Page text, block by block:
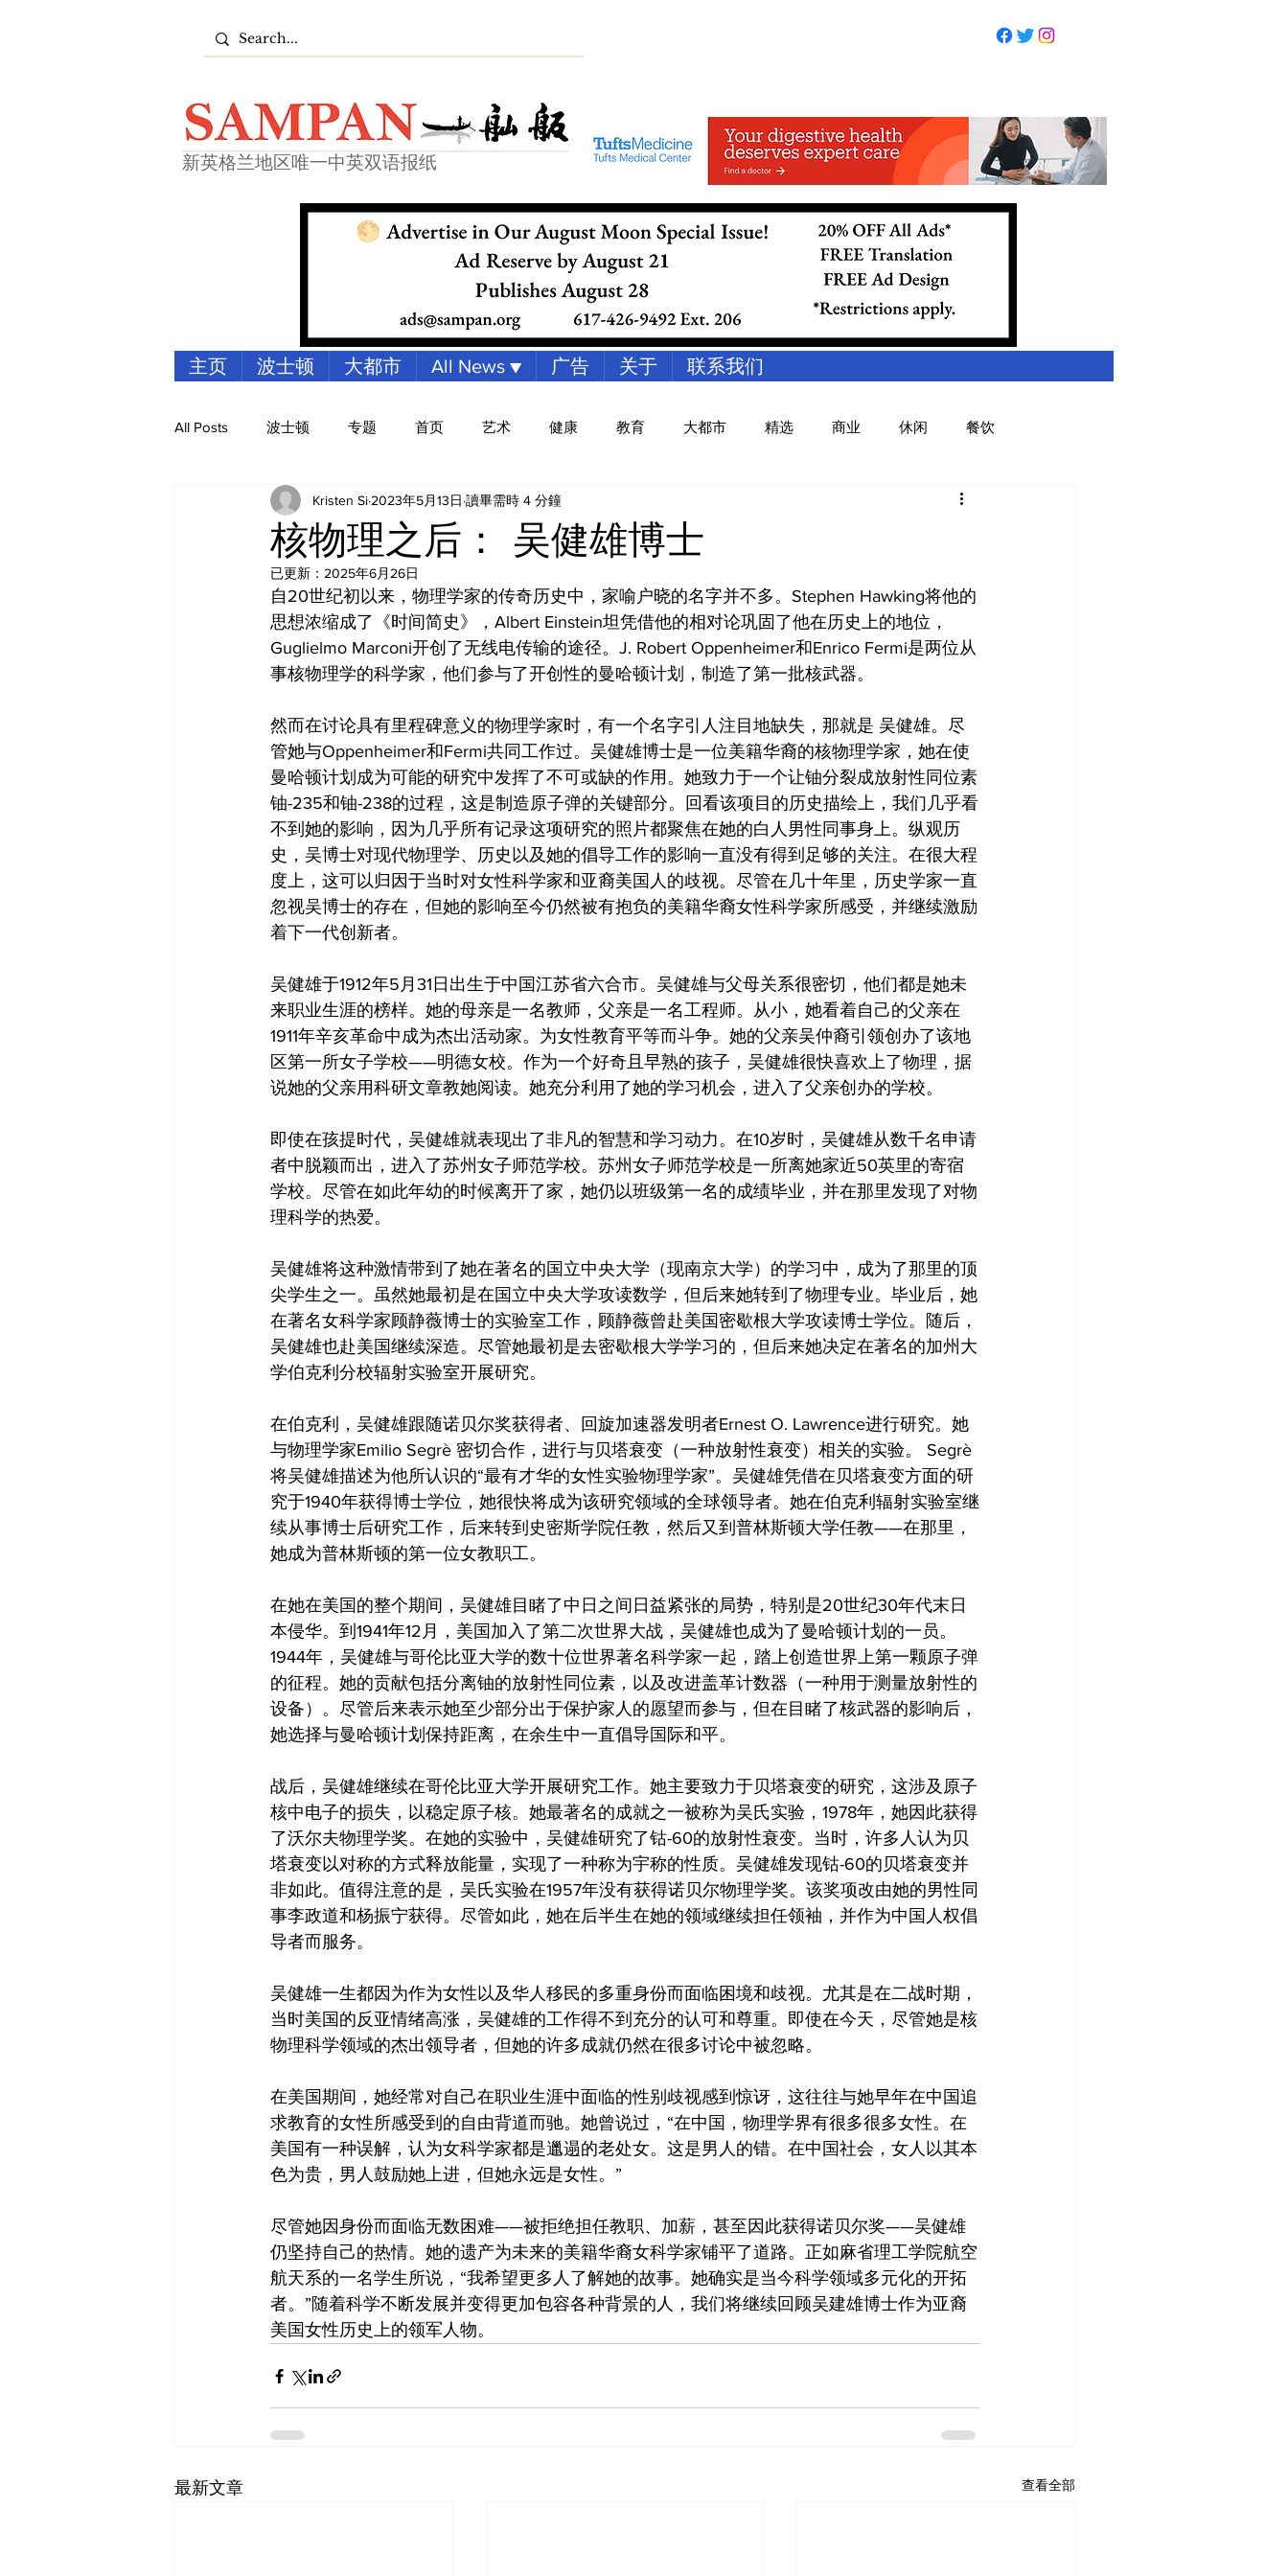
新英格兰地区唯一中英双语报纸
主页 波士顿 大都市 All News ▼ 广告 关于 联系我们
All Posts 波士顿 专题 首页 艺术 健康 教育 大都市 精选 商业 休闲 餐饮
核物理之后： 吴健雄博士
Kristen Si 2023年5月13日 讀畢需時 4 分鐘
已更新： 2025年6月26日
自20世纪初以来，物理学家的传奇历史中，家喻户晓的名字并不多。Stephen Hawking将他的
思想浓缩成了《时间简史》，Albert Einstein坦凭借他的相对论巩固了他在历史上的地位，
Guglielmo Marconi开创了无线电传输的途径。J. Robert Oppenheimer和Enrico Fermi是两位从
事核物理学的科学家，他们参与了开创性的曼哈顿计划，制造了第一批核武器。
然而在讨论具有里程碑意义的物理学家时，有一个名字引人注目地缺失，那就是 吴健雄。尽
管她与Oppenheimer和Fermi共同工作过。吴健雄博士是一位美籍华裔的核物理学家，她在使
曼哈顿计划成为可能的研究中发挥了不可或缺的作用。她致力于一个让铀分裂成放射性同位素
铀-235和铀-238的过程，这是制造原子弹的关键部分。回看该项目的历史描绘上，我们几乎看
不到她的影响，因为几乎所有记录这项研究的照片都聚焦在她的白人男性同事身上。纵观历
史，吴博士对现代物理学、历史以及她的倡导工作的影响一直没有得到足够的关注。在很大程
度上，这可以归因于当时对女性科学家和亚裔美国人的歧视。尽管在几十年里，历史学家一直
忽视吴博士的存在，但她的影响至今仍然被有抱负的美籍华裔女性科学家所感受，并继续激励
着下一代创新者。
吴健雄于1912年5月31日出生于中国江苏省六合市。吴健雄与父母关系很密切，他们都是她未
来职业生涯的榜样。她的母亲是一名教师，父亲是一名工程师。从小，她看着自己的父亲在
1911年辛亥革命中成为杰出活动家。为女性教育平等而斗争。她的父亲吴仲裔引领创办了该地
区第一所女子学校——明德女校。作为一个好奇且早熟的孩子，吴健雄很快喜欢上了物理，据
说她的父亲用科研文章教她阅读。她充分利用了她的学习机会，进入了父亲创办的学校。
即使在孩提时代，吴健雄就表现出了非凡的智慧和学习动力。在10岁时，吴健雄从数千名申请
者中脱颖而出，进入了苏州女子师范学校。苏州女子师范学校是一所离她家近50英里的寄宿
学校。尽管在如此年幼的时候离开了家，她仍以班级第一名的成绩毕业，并在那里发现了对物
理科学的热爱。
吴健雄将这种激情带到了她在著名的国立中央大学（现南京大学）的学习中，成为了那里的顶
尖学生之一。虽然她最初是在国立中央大学攻读数学，但后来她转到了物理专业。毕业后，她
在著名女科学家顾静薇博士的实验室工作，顾静薇曾赴美国密歇根大学攻读博士学位。随后，
吴健雄也赴美国继续深造。尽管她最初是去密歇根大学学习的，但后来她决定在著名的加州大
学伯克利分校辐射实验室开展研究。
在伯克利，吴健雄跟随诺贝尔奖获得者、回旋加速器发明者Ernest O. Lawrence进行研究。她
与物理学家Emilio Segrè 密切合作，进行与贝塔衰变（一种放射性衰变）相关的实验。 Segrè
将吴健雄描述为他所认识的“最有才华的女性实验物理学家”。吴健雄凭借在贝塔衰变方面的研
究于1940年获得博士学位，她很快将成为该研究领域的全球领导者。她在伯克利辐射实验室继
续从事博士后研究工作，后来转到史密斯学院任教，然后又到普林斯顿大学任教——在那里，
她成为普林斯顿的第一位女教职工。
在她在美国的整个期间，吴健雄目睹了中日之间日益紧张的局势，特别是20世纪30年代末日
本侵华。到1941年12月，美国加入了第二次世界大战，吴健雄也成为了曼哈顿计划的一员。
1944年，吴健雄与哥伦比亚大学的数十位世界著名科学家一起，踏上创造世界上第一颗原子弹
的征程。她的贡献包括分离铀的放射性同位素，以及改进盖革计数器（一种用于测量放射性的
设备）。尽管后来表示她至少部分出于保护家人的愿望而参与，但在目睹了核武器的影响后，
她选择与曼哈顿计划保持距离，在余生中一直倡导国际和平。
战后，吴健雄继续在哥伦比亚大学开展研究工作。她主要致力于贝塔衰变的研究，这涉及原子
核中电子的损失，以稳定原子核。她最著名的成就之一被称为吴氏实验，1978年，她因此获得
了沃尔夫物理学奖。在她的实验中，吴健雄研究了钴-60的放射性衰变。当时，许多人认为贝
塔衰变以对称的方式释放能量，实现了一种称为宇称的性质。吴健雄发现钴-60的贝塔衰变并
非如此。值得注意的是，吴氏实验在1957年没有获得诺贝尔物理学奖。该奖项改由她的男性同
事李政道和杨振宁获得。尽管如此，她在后半生在她的领域继续担任领袖，并作为中国人权倡
导者而服务。
吴健雄一生都因为作为女性以及华人移民的多重身份而面临困境和歧视。尤其是在二战时期，
当时美国的反亚情绪高涨，吴健雄的工作得不到充分的认可和尊重。即使在今天，尽管她是核
物理科学领域的杰出领导者，但她的许多成就仍然在很多讨论中被忽略。
在美国期间，她经常对自己在职业生涯中面临的性别歧视感到惊讶，这往往与她早年在中国追
求教育的女性所感受到的自由背道而驰。她曾说过，“在中国，物理学界有很多很多女性。在
美国有一种误解，认为女科学家都是邋遢的老处女。这是男人的错。在中国社会，女人以其本
色为贵，男人鼓励她上进，但她永远是女性。”
尽管她因身份而面临无数困难——被拒绝担任教职、加薪，甚至因此获得诺贝尔奖——吴健雄
仍坚持自己的热情。她的遗产为未来的美籍华裔女科学家铺平了道路。正如麻省理工学院航空
航天系的一名学生所说，“我希望更多人了解她的故事。她确实是当今科学领域多元化的开拓
者。”随着科学不断发展并变得更加包容各种背景的人，我们将继续回顾吴建雄博士作为亚裔
美国女性历史上的领军人物。
最新文章 查看全部